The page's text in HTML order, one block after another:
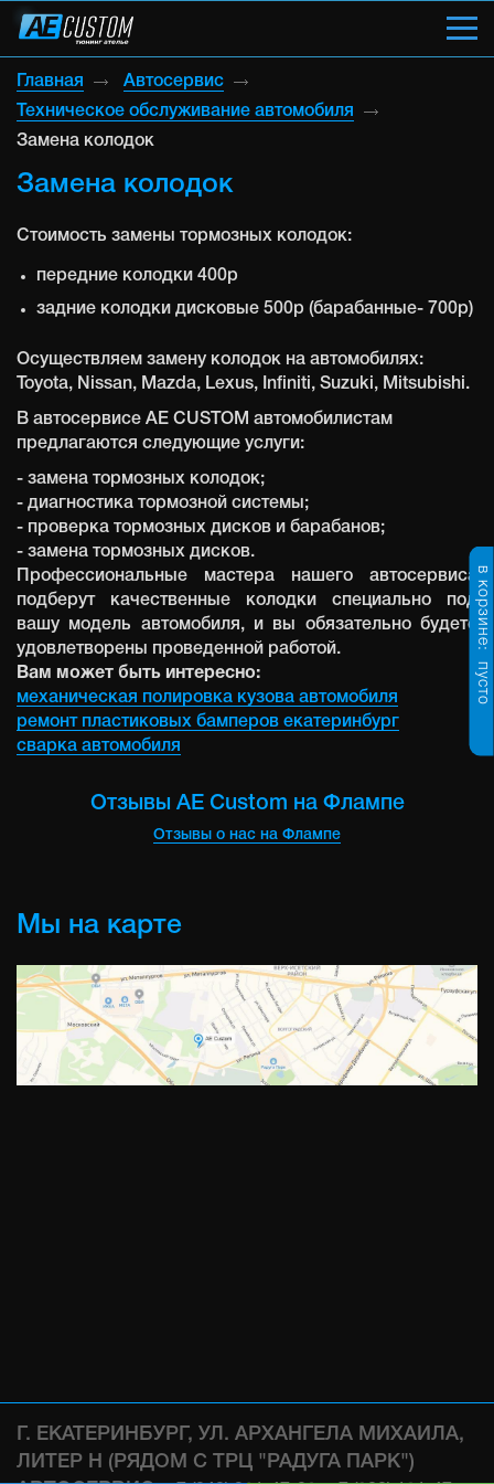
в корзине:
пусто
Главная
Автосервис
Техническое обслуживание автомобиля
Замена колодок
Замена колодок
Стоимость замены тормозных колодок:
передние колодки 400р
задние колодки дисковые 500р (барабанные- 700р)
Осуществляем замену колодок на автомобилях:
Toyota, Nissan, Mazda, Lexus, Infiniti, Suzuki, Mitsubishi.
В автосервисе AE CUSTOM автомобилистам
предлагаются следующие услуги:
- замена тормозных колодок;
- диагностика тормозной системы;
- проверка тормозных дисков и барабанов;
- замена тормозных дисков.
Профессиональные мастера нашего автосервиса
подберут качественные колодки специально под
вашу модель автомобиля, и вы обязательно будете
удовлетворены проведенной работой.
Вам может быть интересно:
механическая полировка кузова автомобиля
ремонт пластиковых бамперов екатеринбург
сварка автомобиля
Отзывы AE Custom на Флампе
Отзывы о нас на Флампе
Мы на карте
Г. ЕКАТЕРИНБУРГ, УЛ. АРХАНГЕЛА МИХАИЛА,
ЛИТЕР Н (РЯДОМ С ТРЦ "РАДУГА ПАРК")